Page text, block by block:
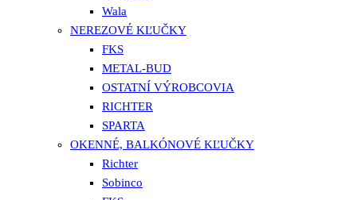
Wala
NEREZOVÉ KĽUČKY
FKS
METAL-BUD
OSTATNÍ VÝROBCOVIA
RICHTER
SPARTA
OKENNÉ, BALKÓNOVÉ KĽUČKY
Richter
Sobinco